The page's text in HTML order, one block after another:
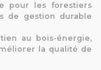
pour les forestiers
de gestion durable
au bois-énergie,
la qualité de